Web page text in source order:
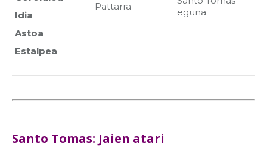
Idia
Astoa
Estalpea
Pattarra
eguna
Santo Tomas: Jaien atari